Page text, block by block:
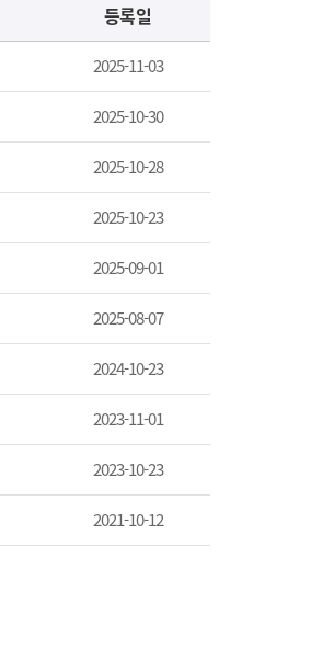
등록일
2025-11-03
2025-10-30
2025-10-28
2025-10-23
2025-09-01
2025-08-07
2024-10-23
2023-11-01
2023-10-23
2021-10-12